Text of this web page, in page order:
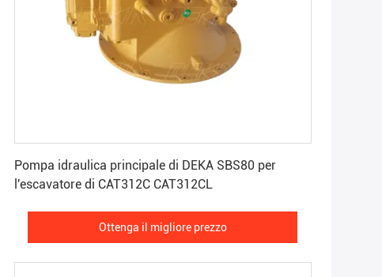
Pompa idraulica principale di DEKA SBS80 per
l'escavatore di CAT312C CAT312CL
Ottenga il migliore prezzo